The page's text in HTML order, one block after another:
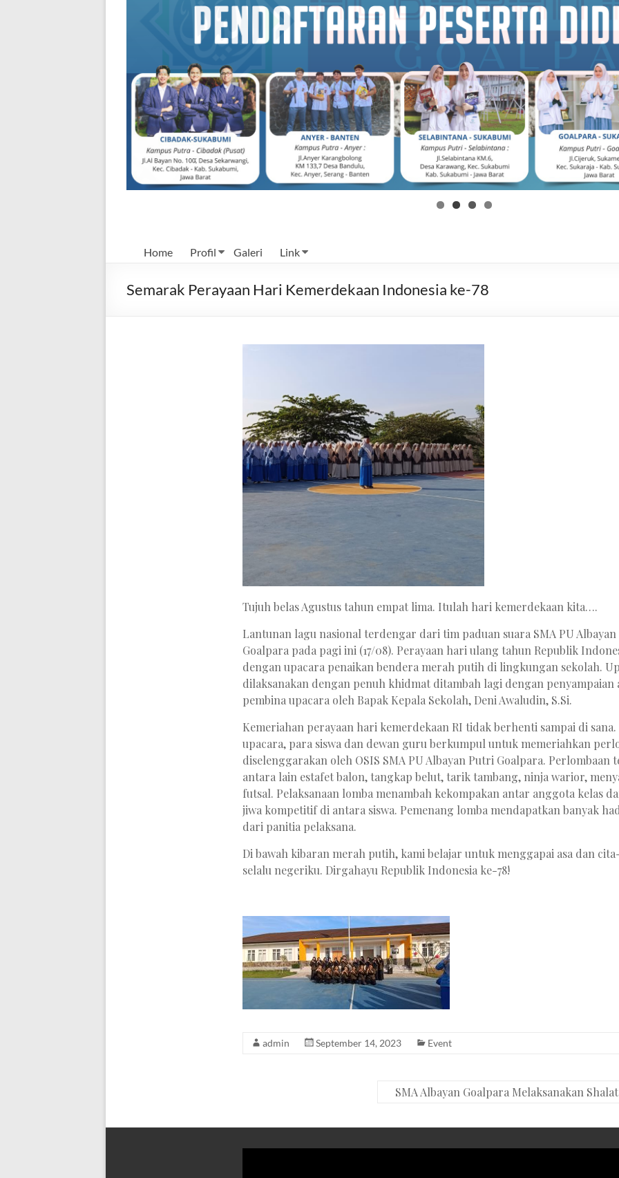
Home Profil Galeri Link
Semarak Perayaan Hari Kemerdekaan Indonesia ke-78
Tujuh belas Agustus tahun empat lima. Itulah hari kemerdekaan kita….
Lantunan lagu nasional terdengar dari tim paduan suara SMA PU
Goalpara pada pagi ini (17/08). Perayaan hari ulang tahun Republik
dengan upacara penaikan bendera merah putih di lingkungan sekolah.
dilaksanakan dengan penuh khidmat ditambah lagi dengan penyampaian
pembina upacara oleh Bapak Kepala Sekolah, Deni Awaludin, S.Si.
Kemeriahan perayaan hari kemerdekaan RI tidak berhenti sampai di sana.
upacara, para siswa dan dewan guru berkumpul untuk memeriahkan
diselenggarakan oleh OSIS SMA PU Albayan Putri Goalpara. Perlombaan
antara lain estafet balon, tangkap belut, tarik tambang, ninja warior,
futsal. Pelaksanaan lomba menambah kekompakan antar anggota kelas
jiwa kompetitif di antara siswa. Pemenang lomba mendapatkan banyak
dari panitia pelaksana.
Di bawah kibaran merah putih, kami belajar untuk menggapai asa dan
selalu negeriku. Dirgahayu Republik Indonesia ke-78!
admin September 14, 2023 Event
SMA Albayan Goalpara Melaksanakan